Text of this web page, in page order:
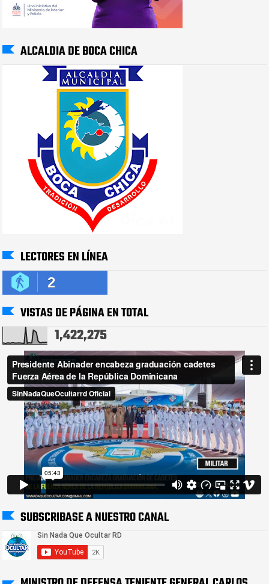
ALCALDIA DE BOCA CHICA
LECTORES EN LÍNEA
2
VISTAS DE PÁGINA EN TOTAL
1,422,275
SUBSCRIBASE A NUESTRO CANAL